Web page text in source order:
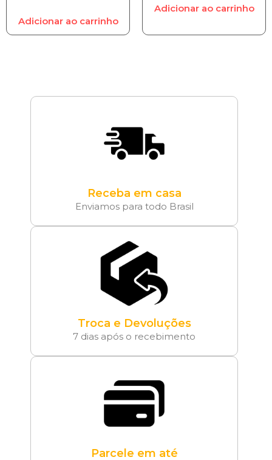
Adicionar ao carrinho
Adicionar ao carrinho
Receba em casa
Enviamos para todo Brasil
Troca e Devoluções
7 dias após o recebimento
Parcele em até